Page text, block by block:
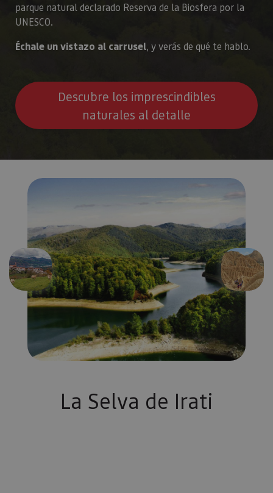
parque natural declarado Reserva de la Biosfera por la
UNESCO.
Échale un vistazo al carrusel, y verás de qué te hablo.
Descubre los imprescindibles
naturales al detalle
Anterior
La Selva de Irati